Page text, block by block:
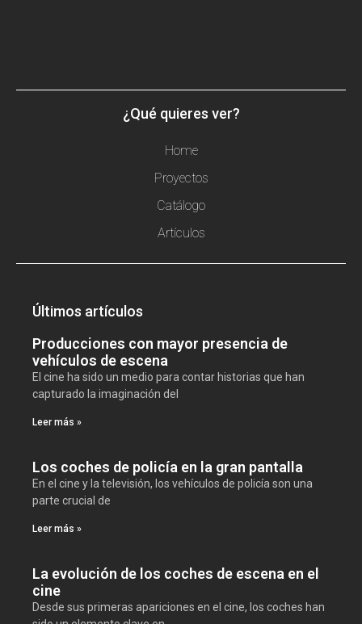
¿Qué quieres ver?
Home
Proyectos
Catálogo
Artículos
Últimos artículos
Producciones con mayor presencia de
vehículos de escena
El cine ha sido un medio para contar historias que han
capturado la imaginación del
Leer más »
Los coches de policía en la gran pantalla
En el cine y la televisión, los vehículos de policía son una
parte crucial de
Leer más »
La evolución de los coches de escena en el
cine
Desde sus primeras apariciones en el cine, los coches han